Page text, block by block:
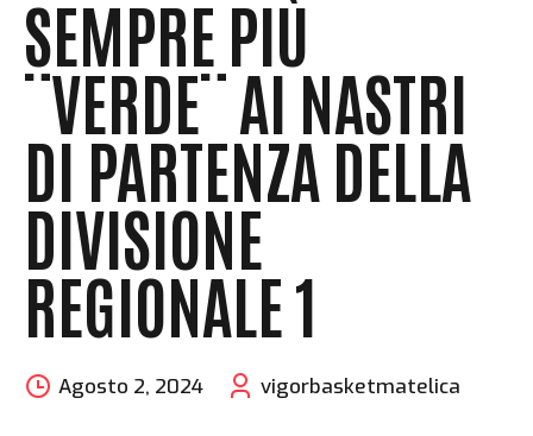
SEMPRE PIÙ
¨VERDE¨ AI NASTRI
DI PARTENZA DELLA
DIVISIONE
REGIONALE 1
Agosto 2, 2024 vigorbasketmatelica